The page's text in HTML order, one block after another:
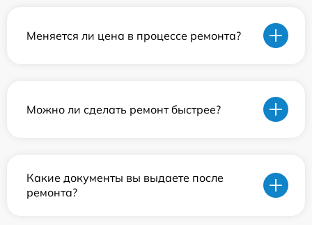
Меняется ли цена в процессе ремонта?
Можно ли сделать ремонт быстрее?
Какие документы вы выдаете после
ремонта?